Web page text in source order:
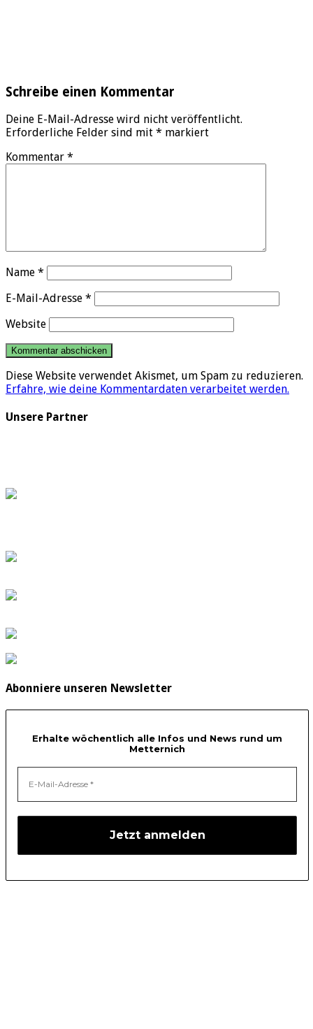
Schreibe einen Kommentar
Deine E-Mail-Adresse wird nicht veröffentlicht.
Erforderliche Felder sind mit * markiert
Kommentar *
Name *
E-Mail-Adresse *
Website
Diese Website verwendet Akismet, um Spam zu reduzieren.
Erfahre, wie deine Kommentardaten verarbeitet werden.
Unsere Partner
Abonniere unseren Newsletter
Erhalte wöchentlich alle Infos und News rund um
Metternich